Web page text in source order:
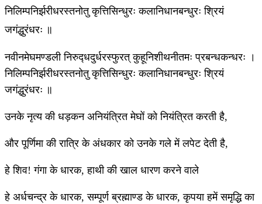
निलिम्पनिर्झरीधरस्तनोतु कृत्तिसिन्धुरः कलानिधानबन्धुरः श्रियं
जगंद्धुरंधरः ॥
नवीनमेघमण्डली निरुद्‍धदुर्धरस्फुरत् कुहूनिशीथनीतमः प्रबन्धकन्धरः ।
निलिम्पनिर्झरीधरस्तनोतु कृत्तिसिन्धुरः कलानिधानबन्धुरः श्रियं
जगंद्धुरंधरः ॥
उनके नृत्य की धड़कन अनियंत्रित मेघों को नियंत्रित करती है,
और पूर्णिमा की रात्रि के अंधकार को उनके गले में लपेट देती है,
हे शिव! गंगा के धारक, हाथी की खाल धारण करने वाले
हे अर्धचन्द्र के धारक, सम्पूर्ण ब्रह्माण्ड के धारक, कृपया हमें समृद्धि का